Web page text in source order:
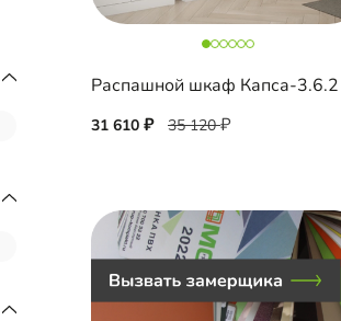
Распашной шкаф Капса-3.6.2
31 610 35 120